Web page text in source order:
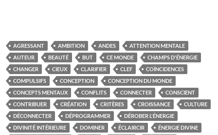
AGRESSANT AMBITION ANDES
ATTENTION MENTALE
AUTEUR
BEAUTÉ BUT CE MONDE
CHAMPS D'ÉNERGIE
CHANGER
CIEUX CLARIFIER CLEF
COÏNCIDENCES
COMPULSIFS
CONCEPTION
CONCEPTION DU MONDE
CONCEPTS MENTAUX
CONFLITS CONNECTER
CONSCIENT
CONTRIBUER
CRÉATION CRITÈRES CROISSANCE
CULTURE
DÉCONNECTER
DÉPROGRAMMER
DÉROBER L'ÉNERGIE
DIVINITÉ INTÉRIEURE
DOMINER ÉCLAIRCIR
ÉNERGIE DIVINE